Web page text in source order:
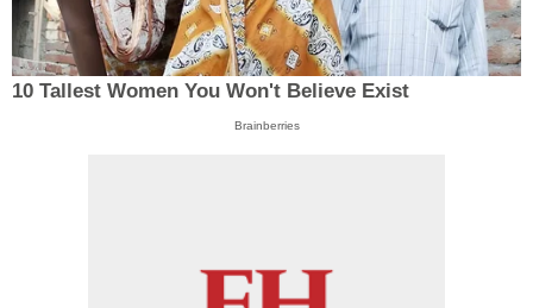
10 Tallest Women You Won't Believe Exist
Brainberries